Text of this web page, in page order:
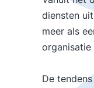
diensten
meer als
organisatie
De